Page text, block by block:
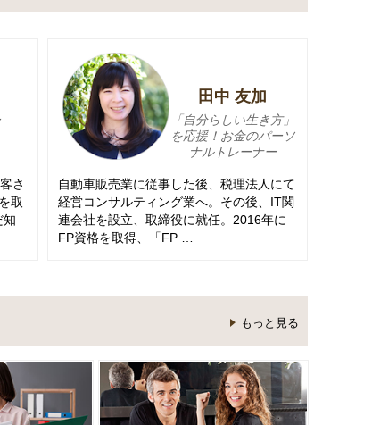
さ
取
知
田中 友加
「自分らしい生き方」
を応援！お金のパーソ
ナルトレーナー
自動車販売業に従事した後、税理法人にて
経営コンサルティング業へ。その後、IT関
連会社を設立、取締役に就任。2016年に
FP資格を取得、「FP …
もっと見る